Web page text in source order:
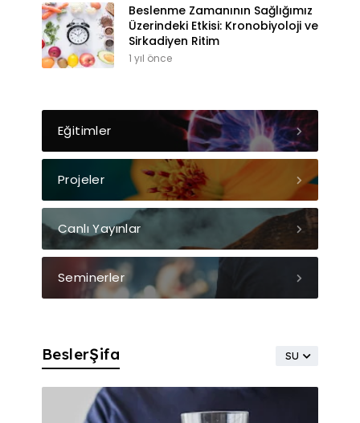
Beslenme Zamanının Sağlığımız
Üzerindeki Etkisi: Kronobiyoloji ve
Sirkadiyen Ritim
1 yıl önce
Eğitimler
Projeler
Canlı Yayınlar
Seminerler
SU
BeslerŞifa